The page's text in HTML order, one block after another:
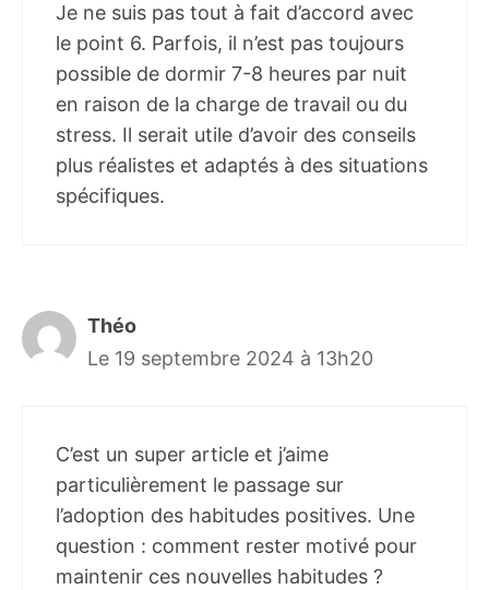
Je ne suis pas tout à fait d’accord avec
le point 6. Parfois, il n’est pas toujours
possible de dormir 7-8 heures par nuit
en raison de la charge de travail ou du
stress. Il serait utile d’avoir des conseils
plus réalistes et adaptés à des situations
spécifiques.
Théo
Le 19 septembre 2024 à 13h20
C’est un super article et j’aime
particulièrement le passage sur
l’adoption des habitudes positives. Une
question : comment rester motivé pour
maintenir ces nouvelles habitudes ?